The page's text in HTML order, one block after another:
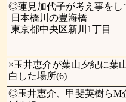
◎蓮見加代子が考え事をし
日本橋川の豊海橋
東京都中央区新川1丁目
×玉井恵介が葉山夕紀に葉
白した場所(6)
◎玉井恵介、甲斐英樹らM